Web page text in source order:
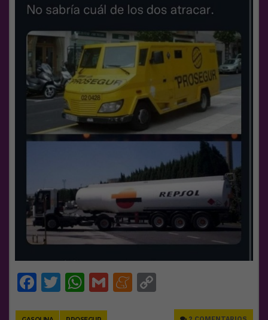
Facebook
Twitter
WhatsApp
GmailMeneame